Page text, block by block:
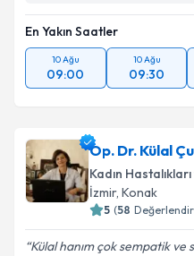
En Yakın Saatler
10 Ağu
09:00
10 Ağu
09:30
Op. Dr. Külal
Kadın
İzmir, Konak
5 (58
Külal hanım çok sempatik ve